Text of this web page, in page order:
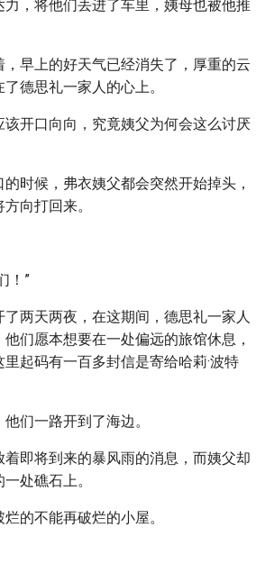
，将他们丢进了车里，姨母也被他推
早上的好天气已经消失了，厚重的云
德思礼一家人的心上。
该开口向向，究竟姨父为何会这么讨厌
时候，弗衣姨父都会突然开始掉头，
向打回来。
！”
两天两夜，在这期间，德思礼一家人
们愿本想要在一处偏远的旅馆休息，
起码有一百多封信是寄给哈莉·波特
们一路开到了海边。
即将到来的暴风雨的消息，而姨父却
处礁石上。
的不能再破烂的小屋。